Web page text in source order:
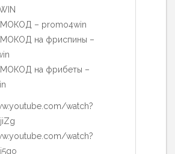
– promo4win
на фриспины –
на фрибеты –
watch?
watch?